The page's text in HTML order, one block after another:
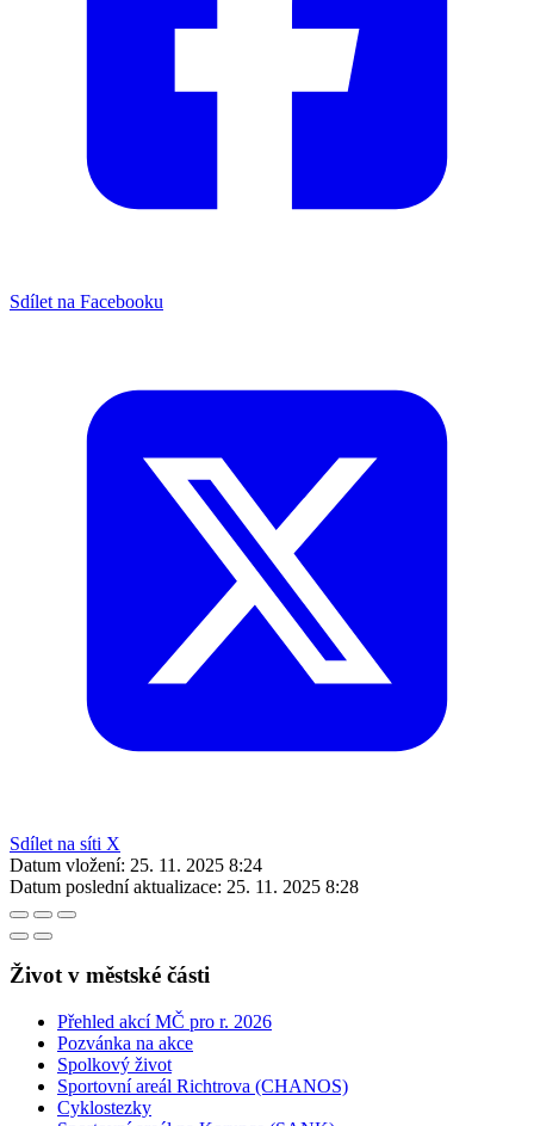
Sdílet na Facebooku
Sdílet na síti X
Datum vložení: 25. 11. 2025 8:24
Datum poslední aktualizace: 25. 11. 2025 8:28
Život v městské části
Přehled akcí MČ pro r. 2026
Pozvánka na akce
Spolkový život
Sportovní areál Richtrova (CHANOS)
Cyklostezky